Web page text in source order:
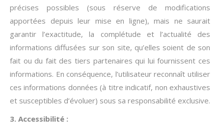
précises possibles (sous réserve de modifications
apportées depuis leur mise en ligne), mais ne saurait
garantir l’exactitude, la complétude et l’actualité des
informations diffusées sur son site, qu’elles soient de son
fait ou du fait des tiers partenaires qui lui fournissent ces
informations. En conséquence, l’utilisateur reconnaît utiliser
ces informations données (à titre indicatif, non exhaustives
et susceptibles d’évoluer) sous sa responsabilité exclusive.
3. Accessibilité :